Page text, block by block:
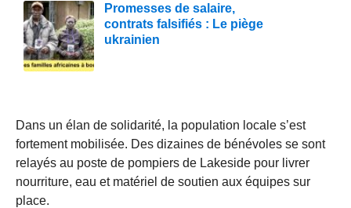
Promesses de salaire,
contrats falsifiés : Le piège
ukrainien
Dans un élan de solidarité, la population locale s’est
fortement mobilisée. Des dizaines de bénévoles se sont
relayés au poste de pompiers de Lakeside pour livrer
nourriture, eau et matériel de soutien aux équipes sur
place.